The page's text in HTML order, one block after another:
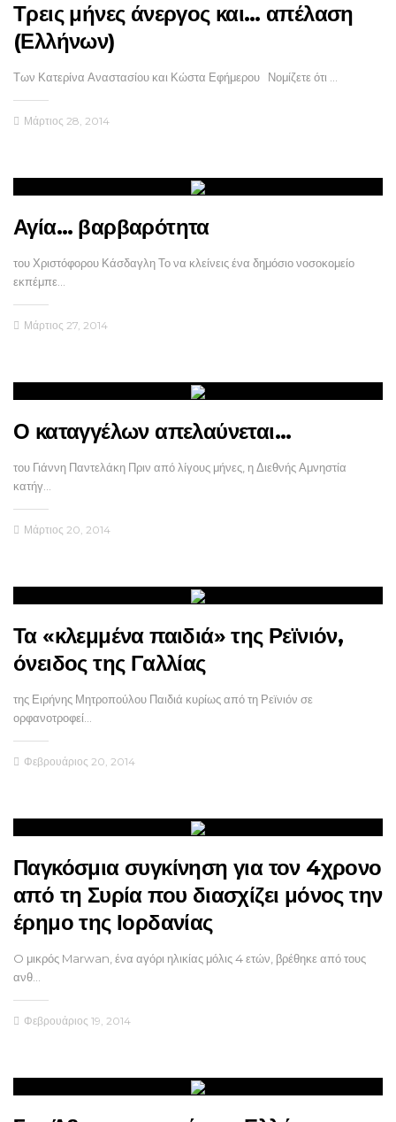
Τρεις μήνες άνεργος και… απέλαση
(Ελλήνων)
Των Κατερίνα Αναστασίου και Κώστα Εφήμερου Νομίζετε ότι …
Μάρτιος 28, 2014
Αγία… βαρβαρότητα
του Χριστόφορου Κάσδαγλη Το να κλείνεις ένα δημόσιο νοσοκομείο
εκπέμπε…
Μάρτιος 27, 2014
Ο καταγγέλων απελαύνεται…
του Γιάννη Παντελάκη Πριν από λίγους μήνες, η Διεθνής Αμνηστία
κατήγ…
Μάρτιος 20, 2014
Τα «κλεμμένα παιδιά» της Ρεϊνιόν,
όνειδος της Γαλλίας
της Ειρήνης Μητροπούλου Παιδιά κυρίως από τη Ρεϊνιόν σε
ορφανοτροφεί…
Φεβρουάριος 20, 2014
Παγκόσμια συγκίνηση για τον 4χρονο
από τη Συρία που διασχίζει μόνος την
έρημο της Ιορδανίας
O μικρός Marwan, ένα αγόρι ηλικίας μόλις 4 ετών, βρέθηκε από τους
ανθ…
Φεβρουάριος 19, 2014